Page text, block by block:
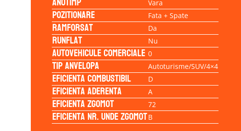
Vara
Pozitionare Fata + Spate
Ramforsat Da
Runflat Nu
Autovehicule comerciale 0
Tip anvelopa Autoturisme/SUV/4×4
Eficienta Combustibil D
Eficienta Aderenta A
Eficienta Zgomot 72
Eficienta Nr. Unde ZgomotB